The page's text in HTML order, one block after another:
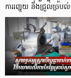
ការរញ្ជួយ និងជ្រួលច្រប